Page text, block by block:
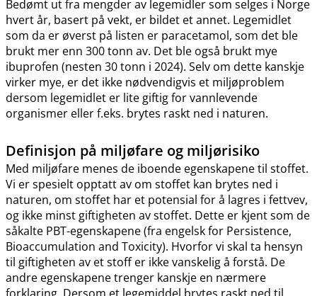
Bedømt ut fra mengder av legemidler som selges i Norge
hvert år, basert på vekt, er bildet et annet. Legemidlet
som da er øverst på listen er paracetamol, som det ble
brukt mer enn 300 tonn av. Det ble også brukt mye
ibuprofen (nesten 30 tonn i 2024). Selv om dette kanskje
virker mye, er det ikke nødvendigvis et miljøproblem
dersom legemidlet er lite giftig for vannlevende
organismer eller f.eks. brytes raskt ned i naturen.
Definisjon på miljøfare og miljørisiko
Med miljøfare menes de iboende egenskapene til stoffet.
Vi er spesielt opptatt av om stoffet kan brytes ned i
naturen, om stoffet har et potensial for å lagres i fettvev,
og ikke minst giftigheten av stoffet. Dette er kjent som de
såkalte PBT-egenskapene (fra engelsk for Persistence,
Bioaccumulation and Toxicity). Hvorfor vi skal ta hensyn
til giftigheten av et stoff er ikke vanskelig å forstå. De
andre egenskapene trenger kanskje en nærmere